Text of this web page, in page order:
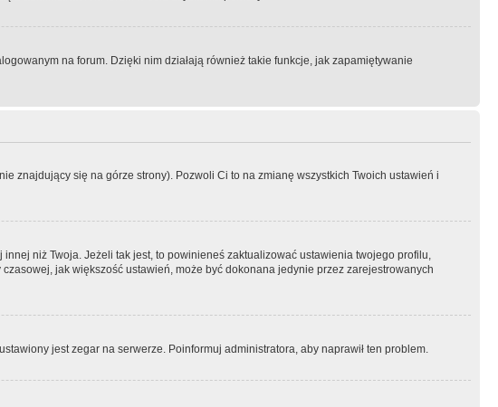
na forum. Dzięki nim działają również takie funkcje, jak zapamiętywanie
znajdujący się na górze strony). Pozwoli Ci to na zmianę wszystkich Twoich ustawień i
niż Twoja. Jeżeli tak jest, to powinieneś zaktualizować ustawienia twojego profilu,
jak większość ustawień, może być dokonana jedynie przez zarejestrowanych
jest zegar na serwerze. Poinformuj administratora, aby naprawił ten problem.